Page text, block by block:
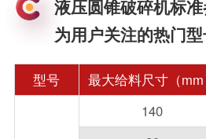
液压圆锥破碎机标
为用户关注的热门型
型号 最大给料尺寸（mm
140